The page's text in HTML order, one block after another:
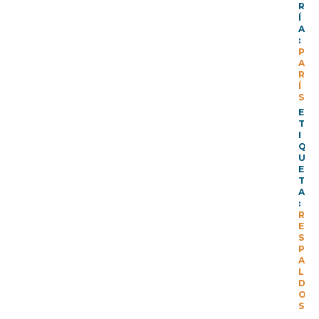
R
Í
A
:
P
A
R
Í
S
E
T
I
Q
U
E
T
A
:
R
E
S
P
A
L
D
O
S